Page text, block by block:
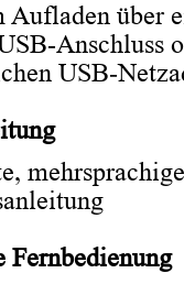
Aufladen über
Anschluss
USB-
mehrsprachige
Fernbedienung